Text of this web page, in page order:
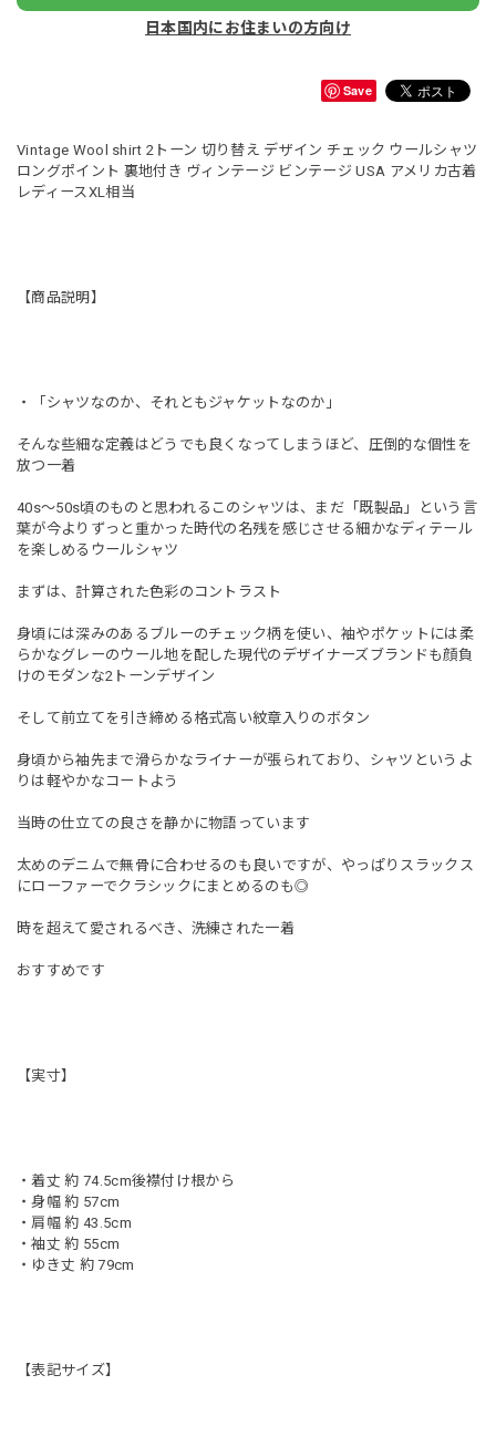
日本国内にお住まいの方向け
Save
Vintage Wool shirt 2トーン 切り替え デザイン チェック ウールシャツ
ロングポイント 裏地付き ヴィンテージ ビンテージ USA アメリカ古着
レディースXL相当
【商品説明】
・「シャツなのか、それともジャケットなのか」
そんな些細な定義はどうでも良くなってしまうほど、圧倒的な個性を
放つ一着
40s〜50s頃のものと思われるこのシャツは、まだ「既製品」という言
葉が今よりずっと重かった時代の名残を感じさせる細かなディテール
を楽しめるウールシャツ
まずは、計算された色彩のコントラスト
身頃には深みのあるブルーのチェック柄を使い、袖やポケットには柔
らかなグレーのウール地を配した現代のデザイナーズブランドも顔負
けのモダンな2トーンデザイン
そして前立てを引き締める格式高い紋章入りのボタン
身頃から袖先まで滑らかなライナーが張られており、シャツというよ
りは軽やかなコートよう
当時の仕立ての良さを静かに物語っています
太めのデニムで無骨に合わせるのも良いですが、やっぱりスラックス
にローファーでクラシックにまとめるのも◎
時を超えて愛されるべき、洗練された一着
おすすめです
【実寸】
・着丈 約 74.5cm後襟付け根から
・身幅 約 57cm
・肩幅 約 43.5cm
・袖丈 約 55cm
・ゆき丈 約 79cm
【表記サイズ】